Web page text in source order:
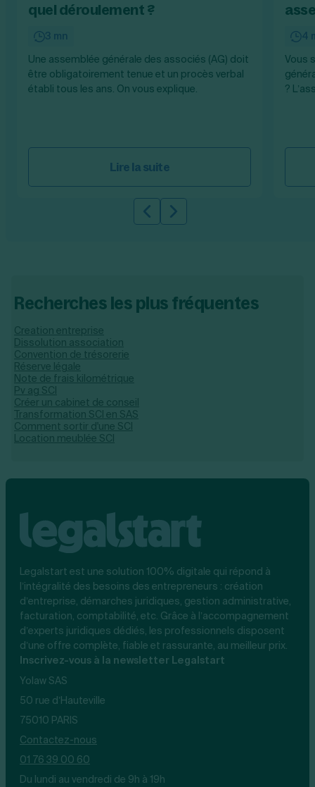
quel déroulement ?
3 mn
Une assemblée générale des associés (AG) doit
être obligatoirement tenue et un procès verbal
établi tous les ans. On vous explique.
Lire la suite
4
Vous
?
Slide précédente
Slide suivante
Recherches les plus fréquentes
Creation entreprise
Dissolution association
Convention de trésorerie
Réserve légale
Note de frais kilométrique
Pv ag SCI
Créer un cabinet de conseil
Transformation SCI en SAS
Comment sortir d'une SCI
Location meublée SCI
Legalstart est une solution 100% digitale qui répond à
l’intégralité des besoins des entrepreneurs : création
d’entreprise, démarches juridiques, gestion administrative,
facturation, comptabilité, etc. Grâce à l’accompagnement
d’experts juridiques dédiés, les professionnels disposent
d’une offre complète, fiable et rassurante, au meilleur prix.
Inscrivez-vous à la newsletter Legalstart
Yolaw SAS
50 rue d’Hauteville
75010 PARIS
Contactez-nous
01 76 39 00 60
Du lundi au vendredi de 9h à 19h